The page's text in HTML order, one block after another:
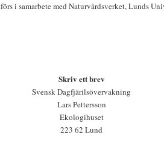
i samarbete med Naturvårdsverket, Lunds
Skriv ett brev
Svensk Dagfjärilsövervakning
Lars Pettersson
Ekologihuset
223 62 Lund